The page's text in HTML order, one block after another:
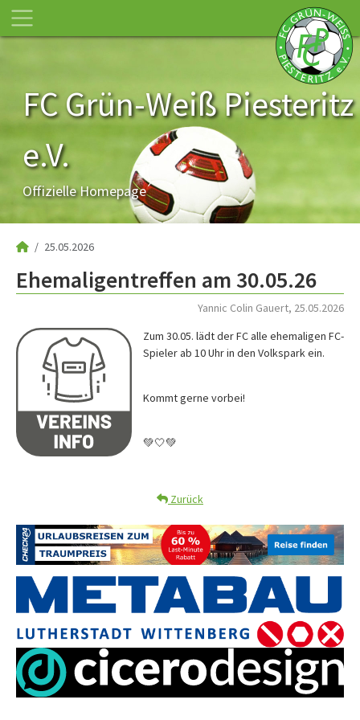
FC Grün-Weiß Piesteritz
e.V.
Offizielle Homepage
25.05.2026
Ehemaligentreffen am 30.05.26
Yannic Colin Gauert, 25.05.2026
Zum 30.05. lädt der FC alle ehemaligen FC-
Spieler ab 10 Uhr in den Volkspark ein.
Kommt gerne vorbei!
💚🤍💚
Zurück